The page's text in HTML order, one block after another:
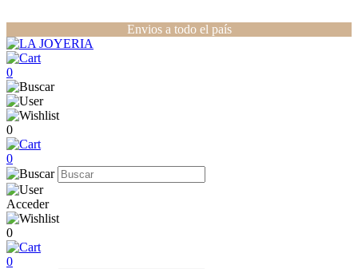
Envios a todo el país
0
0
0
Acceder
0
0